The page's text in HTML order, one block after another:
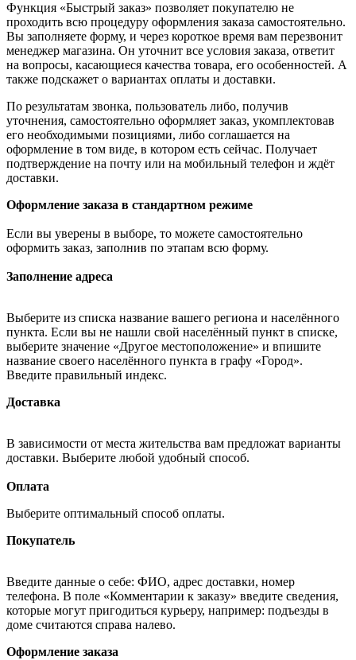
Функция «Быстрый заказ» позволяет покупателю не
проходить всю процедуру оформления заказа самостоятельно.
Вы заполняете форму, и через короткое время вам перезвонит
менеджер магазина. Он уточнит все условия заказа, ответит
на вопросы, касающиеся качества товара, его особенностей. А
также подскажет о вариантах оплаты и доставки.
По результатам звонка, пользователь либо, получив
уточнения, самостоятельно оформляет заказ, укомплектовав
его необходимыми позициями, либо соглашается на
оформление в том виде, в котором есть сейчас. Получает
подтверждение на почту или на мобильный телефон и ждёт
доставки.
Оформление заказа в стандартном режиме
Если вы уверены в выборе, то можете самостоятельно
оформить заказ, заполнив по этапам всю форму.
Заполнение адреса
Выберите из списка название вашего региона и населённого
пункта. Если вы не нашли свой населённый пункт в списке,
выберите значение «Другое местоположение» и впишите
название своего населённого пункта в графу «Город».
Введите правильный индекс.
Доставка
В зависимости от места жительства вам предложат варианты
доставки. Выберите любой удобный способ.
Оплата
Выберите оптимальный способ оплаты.
Покупатель
Введите данные о себе: ФИО, адрес доставки, номер
телефона. В поле «Комментарии к заказу» введите сведения,
которые могут пригодиться курьеру, например: подъезды в
доме считаются справа налево.
Оформление заказа